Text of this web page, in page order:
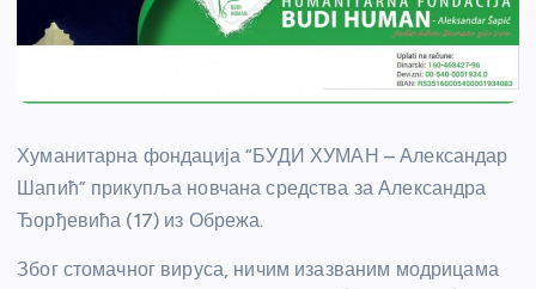
Хуманитарна фондација “БУДИ ХУМАН – Александар
Шапић” прикупља новчана средства за Александра
Ђорђевића (17) из Обрежа.
Због стомачног вируса, ничим изазваним модрицама